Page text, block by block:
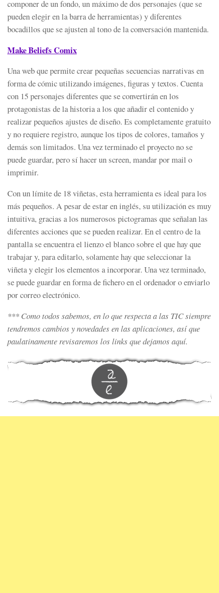
componer de un fondo, un máximo de dos personajes (que se
pueden elegir en la barra de herramientas) y diferentes
bocadillos que se ajusten al tono de la conversación mantenida.
Make Beliefs Comix
Una web que permite crear pequeñas secuencias narrativas en
forma de cómic utilizando imágenes, figuras y textos. Cuenta
con 15 personajes diferentes que se convertirán en los
protagonistas de la historia a los que añadir el contenido y
realizar pequeños ajustes de diseño. Es completamente gratuito
y no requiere registro​, aunque los tipos de colores, tamaños y
demás son limitados. Una vez terminado el proyecto no se
puede guardar, pero sí hacer un screen, mandar por mail o
imprimir.
Con un límite de 18 viñetas, esta herramienta es ideal para los
más pequeños. A pesar de estar en inglés, su utilización es muy
intuitiva, gracias a los numerosos pictogramas que señalan las
diferentes acciones que se pueden realizar. En el centro de la
pantalla se encuentra el lienzo el blanco sobre el que hay que
trabajar y, para editarlo, solamente hay que seleccionar la
viñeta y elegir los elementos a incorporar. Una vez terminado,
se puede guardar en forma de fichero en el ordenador o enviarlo
por correo electrónico.
*** Como todos sabemos, en lo que respecta a las TIC siempre
tendremos cambios y novedades en las aplicaciones, así que
paulatinamente revisaremos los links que dejamos aquí.